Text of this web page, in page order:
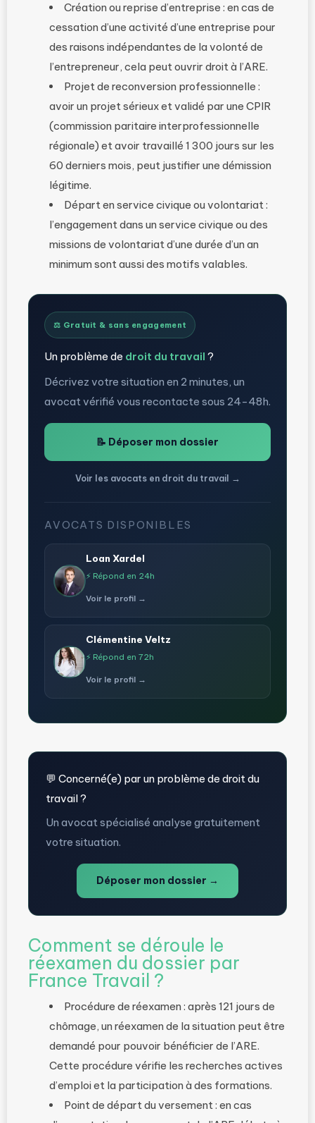
Création ou reprise d’entreprise : en cas de
cessation d’une activité d’une entreprise pour
des raisons indépendantes de la volonté de
l’entrepreneur, cela peut ouvrir droit à l’ARE.
Projet de reconversion professionnelle :
avoir un projet sérieux et validé par une CPIR
(commission paritaire interprofessionnelle
régionale) et avoir travaillé 1 300 jours sur les
60 derniers mois, peut justifier une démission
légitime.
Départ en service civique ou volontariat :
l’engagement dans un service civique ou des
missions de volontariat d’une durée d’un an
minimum sont aussi des motifs valables.
⚖️ Gratuit & sans engagement
Un problème de droit du travail ?
Décrivez votre situation en 2 minutes, un
avocat vérifié vous recontacte sous 24-48h.
📝 Déposer mon dossier
Voir les avocats en droit du travail →
AVOCATS DISPONIBLES
Loan Xardel
⚡ Répond en 24h
Voir le profil →
Clémentine Veltz
⚡ Répond en 72h
Voir le profil →
💬 Concerné(e) par un problème de droit du
travail ?
Un avocat spécialisé analyse gratuitement
votre situation.
Déposer mon dossier →
Comment se déroule le
réexamen du dossier par
France Travail ?
Procédure de réexamen : après 121 jours de
chômage, un réexamen de la situation peut être
demandé pour pouvoir bénéficier de l’ARE.
Cette procédure vérifie les recherches actives
d’emploi et la participation à des formations.
Point de départ du versement : en cas